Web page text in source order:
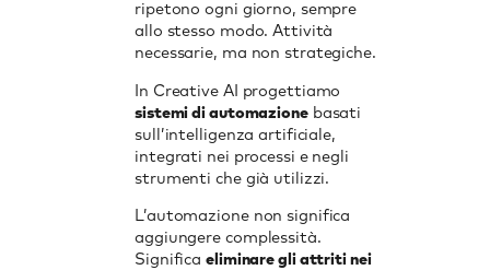
ripetono ogni giorno, sempre
allo stesso modo. Attività
necessarie, ma non strategiche.
In Creative AI progettiamo
sistemi di automazionebasati
sull’intelligenza artificiale,
integrati nei processi e negli
strumenti che già utilizzi.
L’automazione non significa
aggiungere complessità.
Significaeliminare gli attriti nei